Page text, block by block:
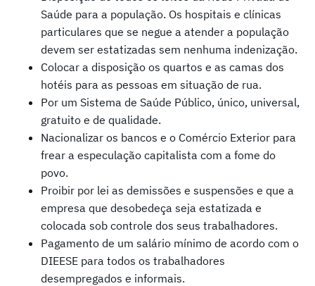
Saúde para a população. Os hospitais e clínicas
particulares que se negue a atender a população
devem ser estatizadas sem nenhuma indenização.
Colocar a disposição os quartos e as camas dos
hotéis para as pessoas em situação de rua.
Por um Sistema de Saúde Público, único, universal,
gratuito e de qualidade.
Nacionalizar os bancos e o Comércio Exterior para
frear a especulação capitalista com a fome do
povo.
Proibir por lei as demissões e suspensões e que a
empresa que desobedeça seja estatizada e
colocada sob controle dos seus trabalhadores.
Pagamento de um salário mínimo de acordo com o
DIEESE para todos os trabalhadores
desempregados e informais.